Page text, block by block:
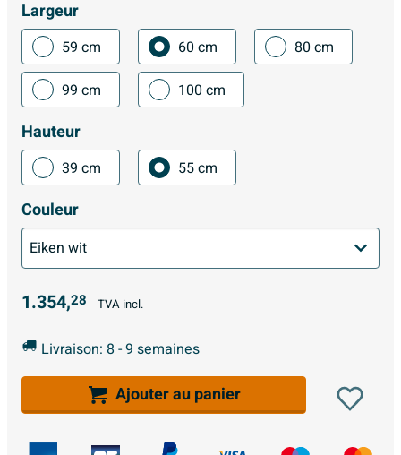
Largeur
59 cm 60 cm
80 cm
99 cm
100 cm
Hauteur
39 cm 55 cm
Couleur
1.354,28 TVA incl.
Livraison: 8 - 9 semaines
Ajouter au panier